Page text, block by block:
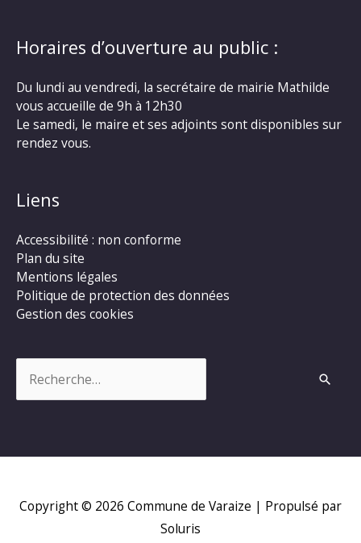
Horaires d’ouverture au public :
Du lundi au vendredi, la secrétaire de mairie Mathilde
vous accueille de 9h à 12h30
Le samedi, le maire et ses adjoints sont disponibles sur
rendez vous.
Liens
Accessibilité : non conforme
Plan du site
Mentions légales
Politique de protection des données
Gestion des cookies
Copyright © 2026 Commune de Varaize | Propulsé par
Soluris